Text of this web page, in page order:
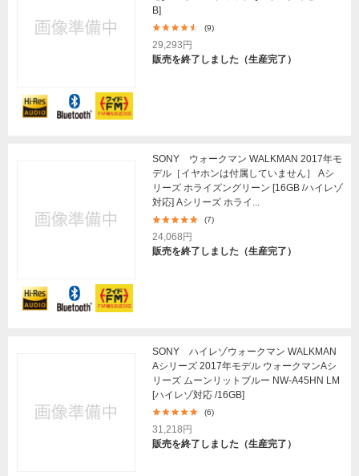
B]
(9)
29,293円
販売を終了しました（生産完了）
SONY ウォークマン WALKMAN 2017年モ
デル［イヤホンは付属していません］ Aシ
リーズ ホライズングリーン [16GB /ハイレゾ
対応] Aシリーズ ホライ...
(7)
24,068円
販売を終了しました（生産完了）
SONY ハイレゾウォークマン WALKMAN
Aシリーズ 2017年モデル ウォークマンAシ
リーズ ムーンリットブルー NW-A45HN LM
[ハイレゾ対応 /16GB]
(6)
31,218円
販売を終了しました（生産完了）